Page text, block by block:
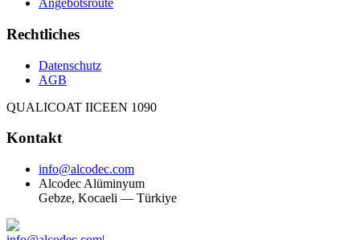
Angebotsroute
Rechtliches
Datenschutz
AGB
QUALICOAT IICEEN 1090
Kontakt
info@alcodec.com
Alcodec Alüminyum
Gebze, Kocaeli — Türkiye